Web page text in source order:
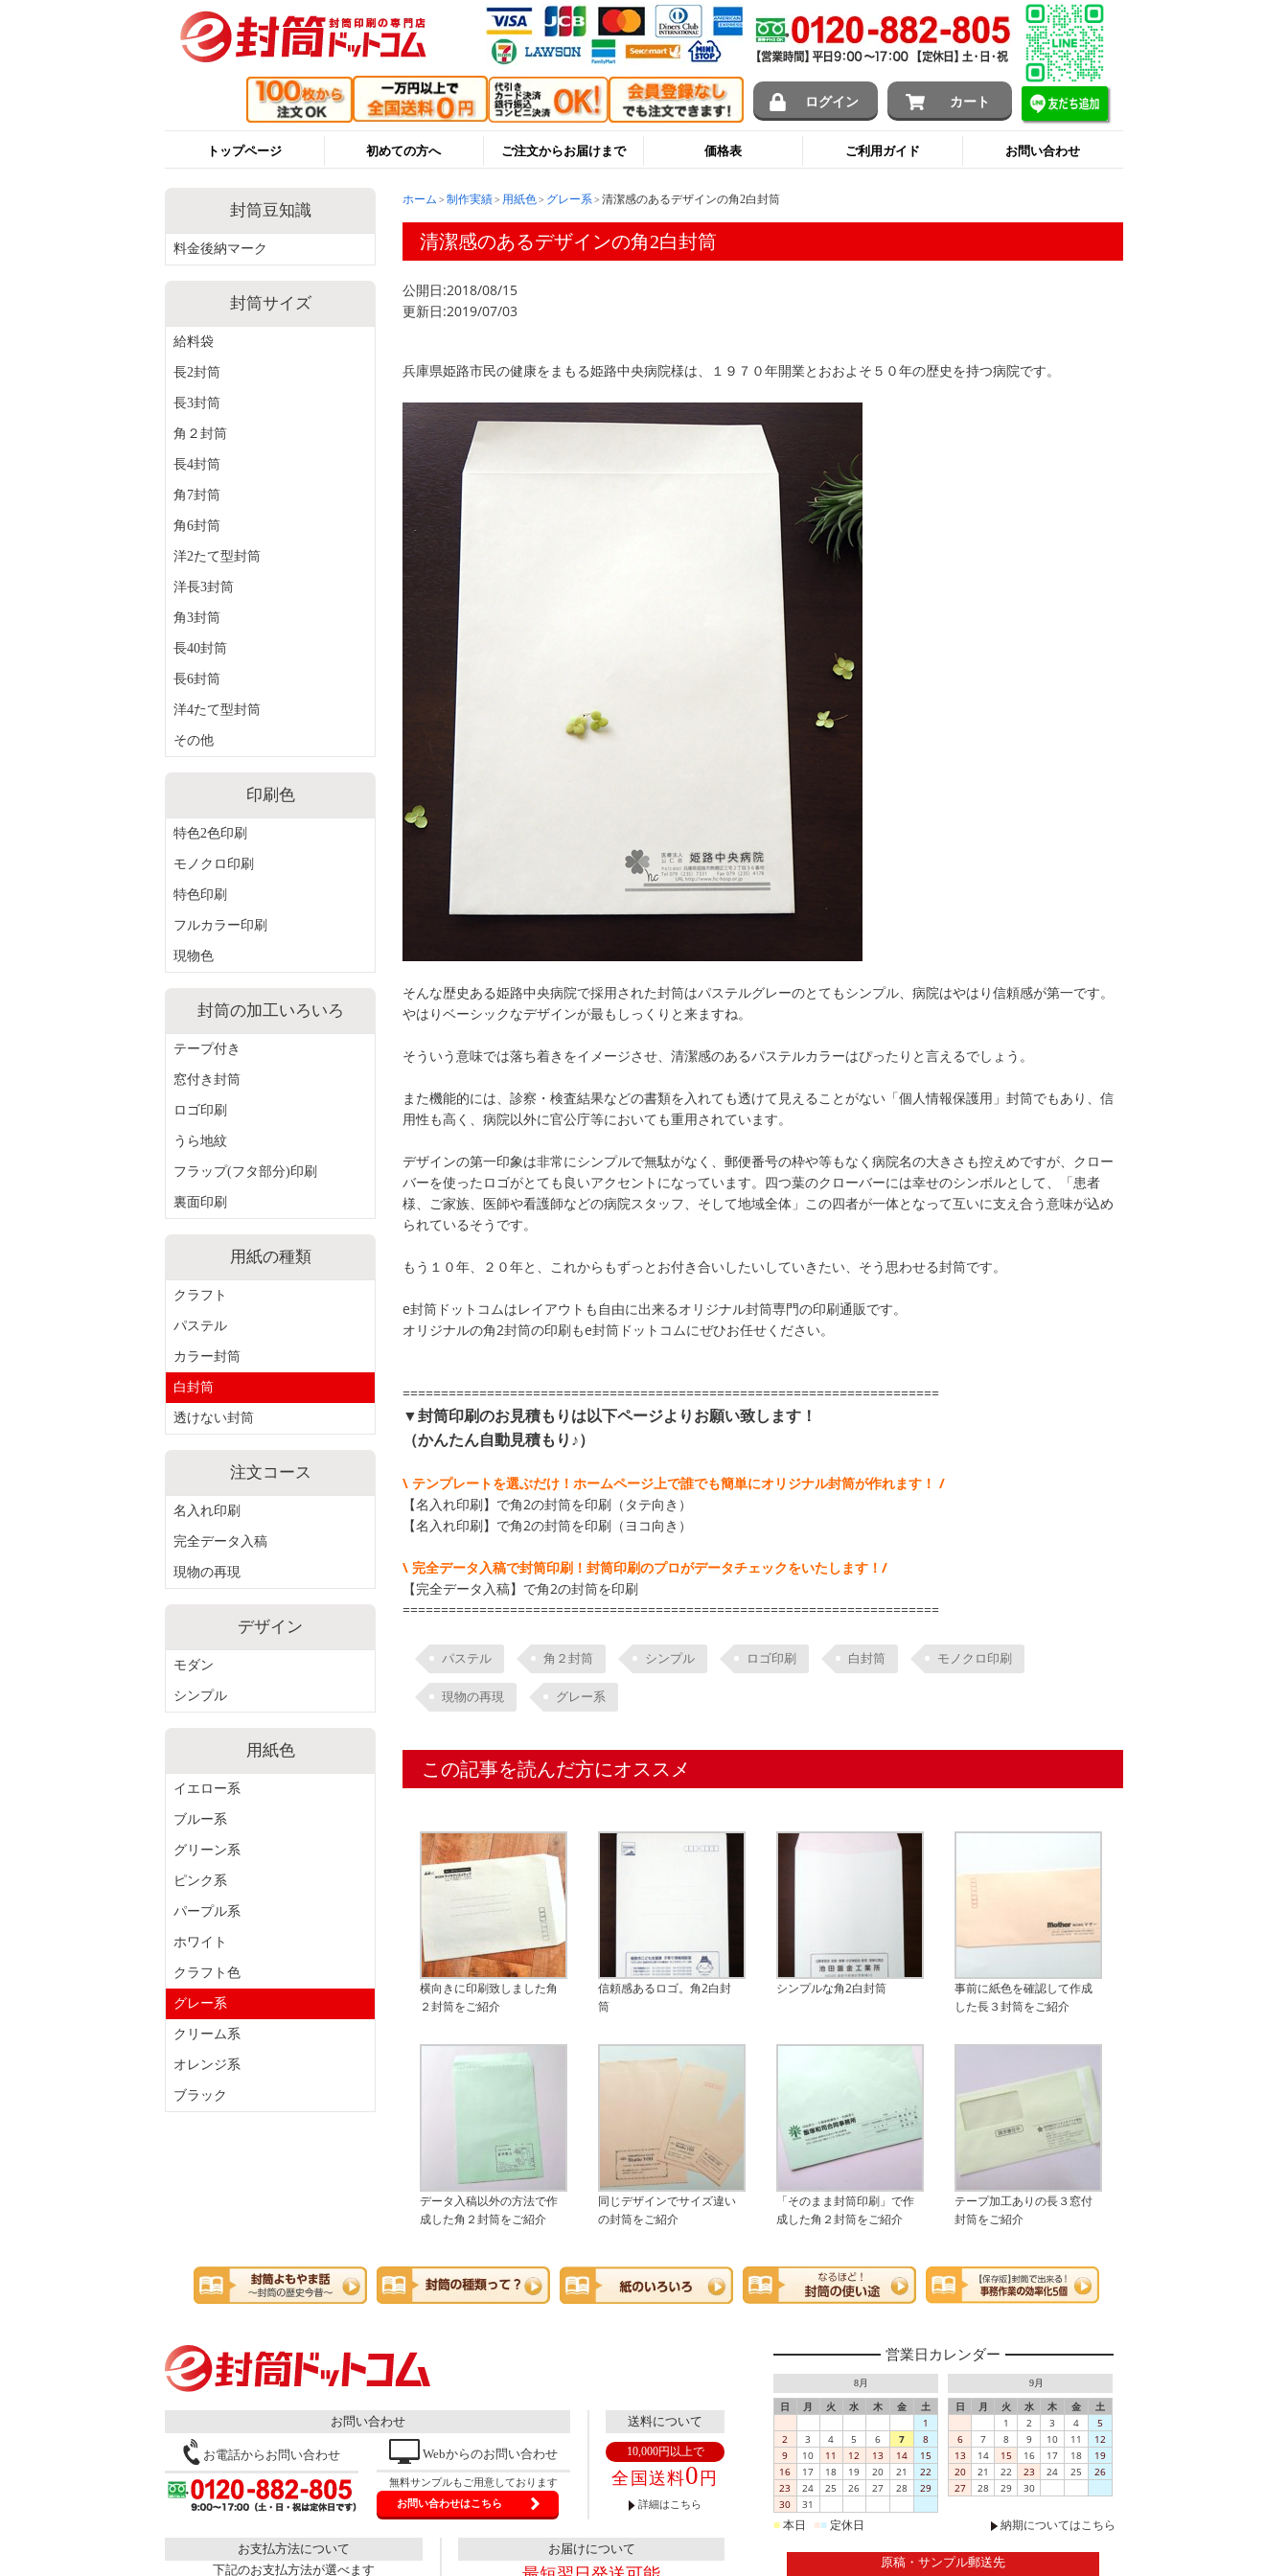
カート
ログイン
トップページ 初めての方へ ご注文からお届けまで 価格表 ご利用ガイド お問い合わせ
ホーム 制作実績 用紙色 グレー系 清潔感のあるデザインの角2白封筒
清潔感のあるデザインの角2白封筒
公開日:2018/08/15
更新日:2019/07/03
兵庫県姫路市民の健康をまもる姫路中央病院様は、１９７０年開業とおおよそ５０年の歴史を持つ病院です。
そんな歴史ある姫路中央病院で採用された封筒はパステルグレーのとてもシンプル、病院はやはり信頼感が第一です。
やはりベーシックなデザインが最もしっくりと来ますね。
そういう意味では落ち着きをイメージさせ、清潔感のあるパステルカラーはぴったりと言えるでしょう。
また機能的には、診察・検査結果などの書類を入れても透けて見えることがない「個人情報保護用」封筒でもあり、信
用性も高く、病院以外に官公庁等においても重用されています。
デザインの第一印象は非常にシンプルで無駄がなく、郵便番号の枠や等もなく病院名の大きさも控えめですが、クロー
バーを使ったロゴがとても良いアクセントになっています。四つ葉のクローバーには幸せのシンボルとして、「患者
様、ご家族、医師や看護師などの病院スタッフ、そして地域全体」この四者が一体となって互いに支え合う意味が込め
られているそうです。
もう１０年、２０年と、これからもずっとお付き合いしたいしていきたい、そう思わせる封筒です。
e封筒ドットコムはレイアウトも自由に出来るオリジナル封筒専門の印刷通販です。
オリジナルの角2封筒の印刷もe封筒ドットコムにぜひお任せください。
======================================================================
▼封筒印刷のお見積もりは以下ページよりお願い致します！
（かんたん自動見積もり♪）
\ テンプレートを選ぶだけ！ホームページ上で誰でも簡単にオリジナル封筒が作れます！ /
【名入れ印刷】で角2の封筒を印刷 （タテ向き）
【名入れ印刷】で角2の封筒を印刷 （ヨコ向き）
\ 完全データ入稿で封筒印刷！封筒印刷のプロがデータチェックをいたします！/
【完全データ入稿】で角2の封筒を印刷
======================================================================
パステル 角２封筒 シンプル ロゴ印刷 白封筒 モノクロ印刷
現物の再現 グレー系
この記事を読んだ方にオススメ
横向きに印刷致しました角
２封筒をご紹介
信頼感あるロゴ。角2白封
筒
シンプルな角2白封筒
事前に紙色を確認して作成
した長３封筒をご紹介
データ入稿以外の方法で作
成した角２封筒をご紹介
同じデザインでサイズ違い
の封筒をご紹介
「そのまま封筒印刷」で作
成した角２封筒をご紹介
テープ加工ありの長３窓付
封筒をご紹介
封筒豆知識
料金後納マーク
封筒サイズ
給料袋
長2封筒
長3封筒
角２封筒
長4封筒
角7封筒
角6封筒
洋2たて型封筒
洋長3封筒
角3封筒
長40封筒
長6封筒
洋4たて型封筒
その他
印刷色
特色2色印刷
モノクロ印刷
特色印刷
フルカラー印刷
現物色
封筒の加工いろいろ
テープ付き
窓付き封筒
ロゴ印刷
うら地紋
フラップ(フタ部分)印刷
裏面印刷
用紙の種類
クラフト
パステル
カラー封筒
白封筒
透けない封筒
注文コース
名入れ印刷
完全データ入稿
現物の再現
デザイン
モダン
シンプル
用紙色
イエロー系
ブルー系
グリーン系
ピンク系
パープル系
ホワイト
クラフト色
グレー系
クリーム系
オレンジ系
ブラック
お問い合わせ
お電話からお問い合わせ Webからのお問い合わせ
無料サンプルもご用意しております
お問い合わせはこちら
送料について
10,000円以上で
全国送料0 円
詳細はこちら
お支払方法について
下記のお支払方法が選べます
お届けについて
営業日カレンダー
8月
日 月 火 水 木 金
土
1
2
3 4 5 6 7
8
9
10 11 12 13 14
15
16
17 18 19 20 21
22
23
24 25 26 27 28
29
30
31
9月
日 月 火 水 木 金
土
1
2 3 4
5
6
7 8 9 10 11
12
13
14 15 16 17 18
19
20
21 22 23 24 25
26
27
28 29 30
■ 本日 ■■ 定休日 納期についてはこちら
原稿・サンプル郵送先